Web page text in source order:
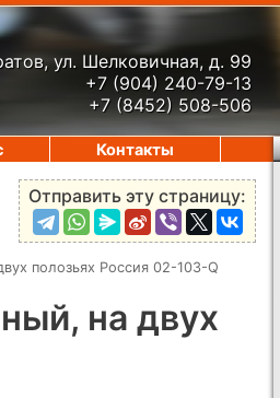
ул. Шелковичная, д. 99
+7 (904) 240-79-13
+7 (8452) 508-506
Отправить эту страницу:
полозьях Россия 02-103-Q
на двух
Контакты